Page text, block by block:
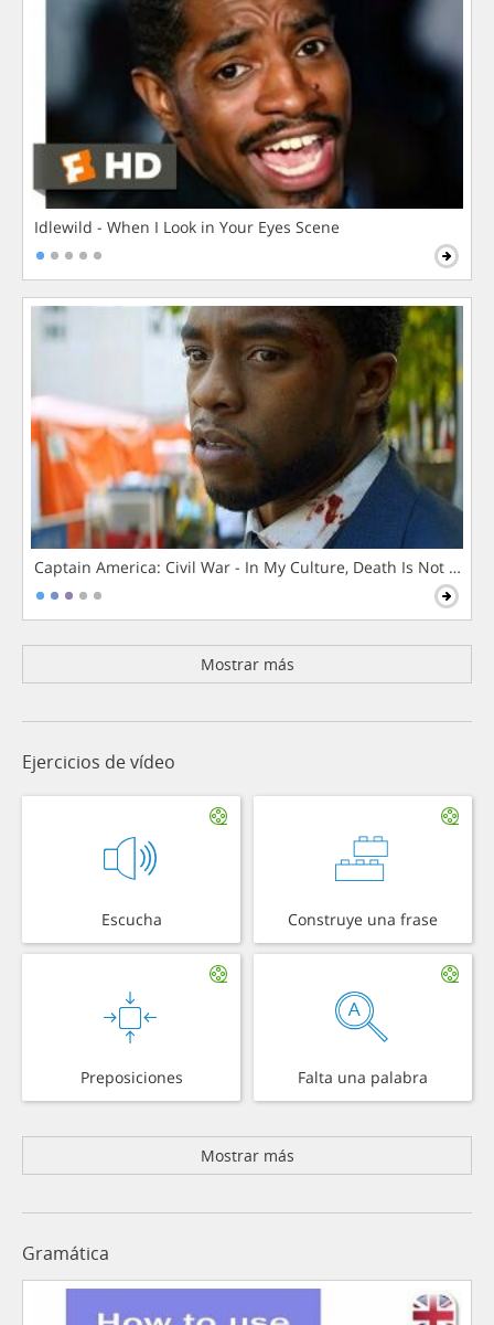
Idlewild - When I Look in Your Eyes Scene
Captain America: Civil War - In My Culture, Death Is Not The
Mostrar más
Ejercicios de vídeo
Escucha Construye una frase
Preposiciones Falta una palabra
Mostrar más
Gramática